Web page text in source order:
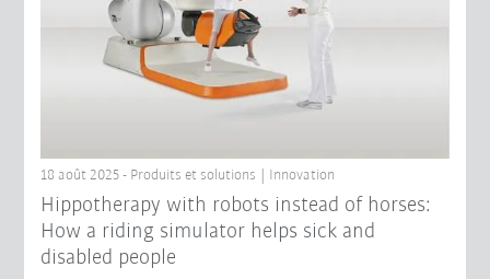
18 août 2025 - Produits et solutions | Innovation
Hippotherapy with robots instead of horses:
How a riding simulator helps sick and
disabled people